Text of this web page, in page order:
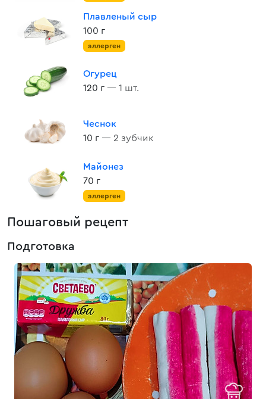
Плавленый сыр
100 г
аллерген
Огурец
120 г — 1 шт.
Чеснок
10 г — 2 зубчик
Майонез
70 г
аллерген
Пошаговый рецепт
Подготовка